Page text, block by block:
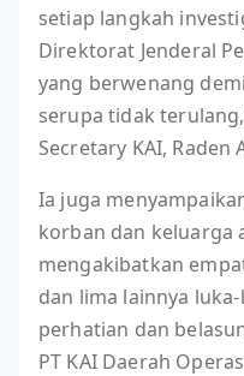
setiap langkah
Direktorat Jenderal
yang berwenang
serupa tidak
Secretary KAI,
Ia juga
korban dan keluarga
mengakibatkan
dan lima lainnya
perhatian dan
PT KAI Daerah